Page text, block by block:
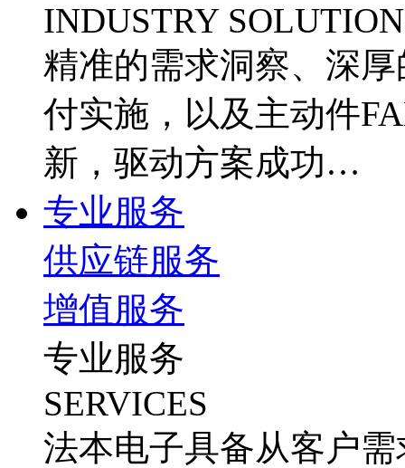
INDUSTRY
精准的需求洞察、深
付实施，以及主动件
新，驱动方案成功…
专业服务
供应链服务
增值服务
专业服务
SERVICES
法本电子具备从客户